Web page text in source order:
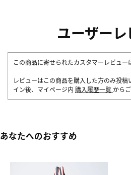
ユーザー
この商品に寄せられたカスタマーレビュー
レビューはこの商品を購入した方のみ投
イン後、マイページ内 購入履歴一覧 から
あなたへのおすすめ